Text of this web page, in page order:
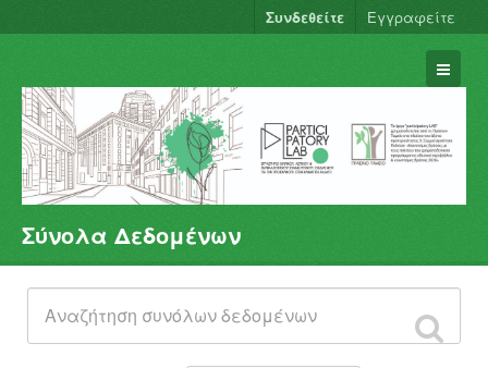
Συνδεθείτε Εγγραφείτε
Σύνολα Δεδομένων
Φορείς
Ομάδες
Σχετικά
Σύνολα Δεδομένων